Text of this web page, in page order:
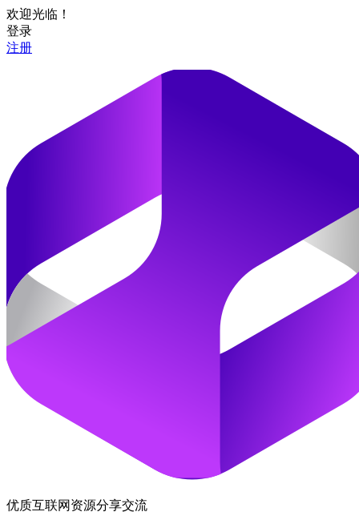
欢迎光临！
登录
注册
优质互联网资源分享交流